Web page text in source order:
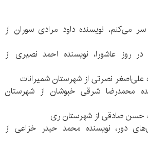
می‌کنم، نویسنده داود مرادی سوران از
روز عاشورا، نویسنده احمد نصیری از
علی‌اصغر نصرتی از شهرستان شمیرانات
محمدرضا شرقی خبوشان از شهرستان
حسن صادقی از شهرستان ری
دور، نویسنده محمد حیدر خزاعی از